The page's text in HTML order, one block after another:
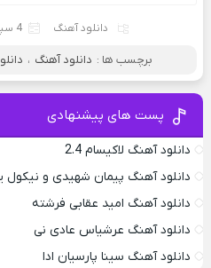
دانلود آهنگ 4 سپتامبر 2024
برچسب ها : دانلود آهنگ ،
پست های پیشنهادی
دانلود آهنگ لاکیسام 2.4
دانلود آهنگ پیمان شهیدی و نیکول
دانلود آهنگ امید عقابی فرشته
دانلود آهنگ عرشیاس عادی نی
دانلود آهنگ سینا پارسیان ادا